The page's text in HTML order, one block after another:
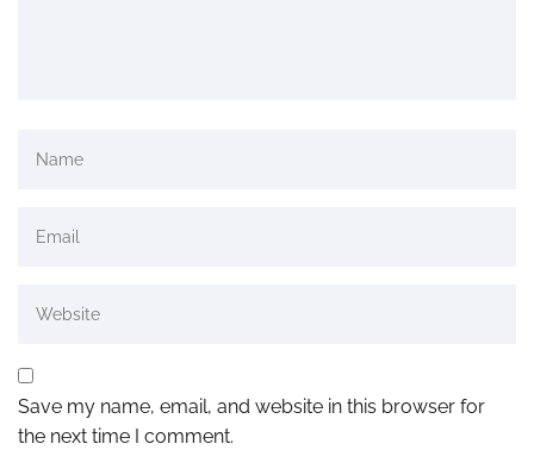
Save my name, email, and website in this browser for
the next time I comment.